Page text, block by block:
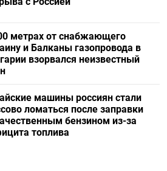
метрах от снабжающего
и Балканы газопровода в
взорвался неизвестный
машины россиян стали
ломаться после заправки
бензином из-за
топлива